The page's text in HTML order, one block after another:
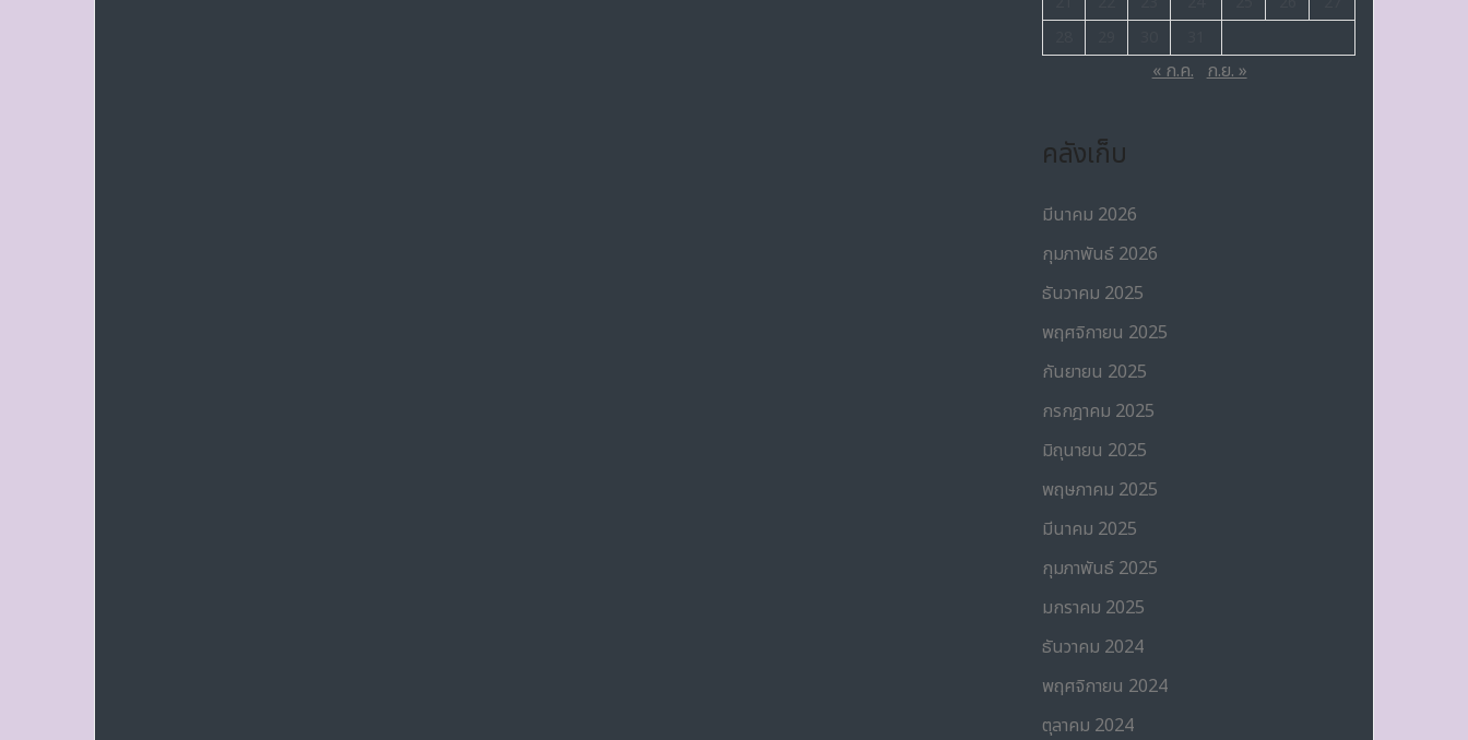
« ก.ค. ก.ย. »
คลังเก็บ
มีนาคม 2026
กุมภาพันธ์ 2026
ธันวาคม 2025
พฤศจิกายน 2025
กันยายน 2025
กรกฎาคม 2025
มิถุนายน 2025
พฤษภาคม 2025
มีนาคม 2025
กุมภาพันธ์ 2025
มกราคม 2025
ธันวาคม 2024
พฤศจิกายน 2024
ตุลาคม 2024